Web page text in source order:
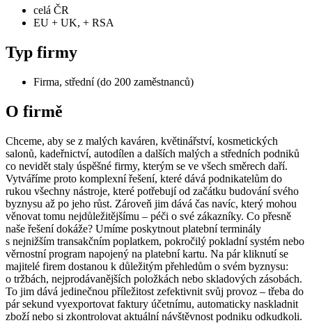
celá ČR
EU + UK, + RSA
Typ firmy
Firma, střední (do 200 zaměstnanců)
O firmě
Chceme, aby se z malých kaváren, květinářství, kosmetických
salonů, kadeřnictví, autodílen a dalších malých a středních podniků
co nevidět staly úspěšné firmy, kterým se ve všech směrech daří.
Vytváříme proto komplexní řešení, které dává podnikatelům do
rukou všechny nástroje, které potřebují od začátku budování svého
byznysu až po jeho růst. Zároveň jim dává čas navíc, který mohou
věnovat tomu nejdůležitějšímu – péči o své zákazníky. Co přesně
naše řešení dokáže? Umíme poskytnout platební terminály
s nejnižším transakčním poplatkem, pokročilý pokladní systém nebo
věrnostní program napojený na platební kartu. Na pár kliknutí se
majitelé firem dostanou k důležitým přehledům o svém byznysu:
o tržbách, nejprodávanějších položkách nebo skladových zásobách.
To jim dává jedinečnou příležitost zefektivnit svůj provoz – třeba do
pár sekund vyexportovat faktury účetnímu, automaticky naskladnit
zboží nebo si zkontrolovat aktuální návštěvnost podniku odkudkoli.